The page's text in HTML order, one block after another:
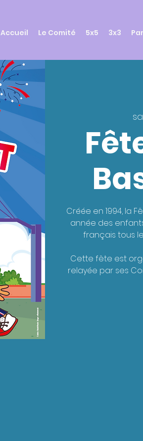
Accueil Le Comité 5x5 3x3
Créée en 1994, la
année des
français tous
Cette fête est
relayée par ses